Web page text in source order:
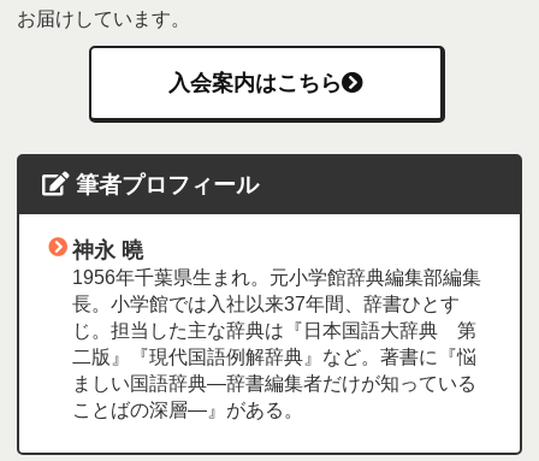
お届けしています。
入会案内はこちら
筆者プロフィール
神永 曉
1956年千葉県生まれ。元小学館辞典編集部編集
長。小学館では入社以来37年間、辞書ひとす
じ。担当した主な辞典は『日本国語大辞典 第
二版』『現代国語例解辞典』など。著書に『悩
ましい国語辞典―辞書編集者だけが知っている
ことばの深層―』がある。